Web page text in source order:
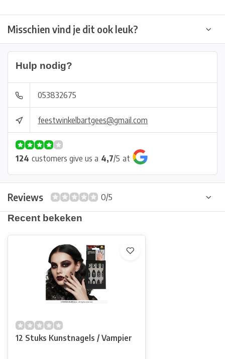
Misschien vind je dit ook leuk?
Hulp nodig?
053832675
feestwinkelbartgees@gmail.com
124 customers give us a 4,7/5 at
Reviews
0/5
Recent bekeken
12 Stuks Kunstnagels / Vampier